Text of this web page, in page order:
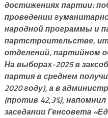
достижениях партии:
проведении
народной программы и
партстроительстве,
отделений, партийном
На выборах-2025 в
партия в среднем
2020 году), а в
(против 42,3%),
заседании Генсовета